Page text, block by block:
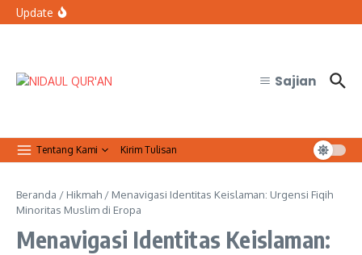
Lewati ke konten
Update
Sajian
Tentang Kami Kirim Tulisan
Beranda / Hikmah / Menavigasi Identitas Keislaman: Urgensi Fiqih
Minoritas Muslim di Eropa
Menavigasi Identitas Keislaman: